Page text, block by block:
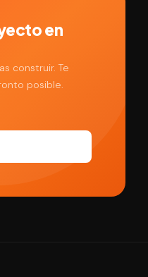
en
construir. Te
posible.